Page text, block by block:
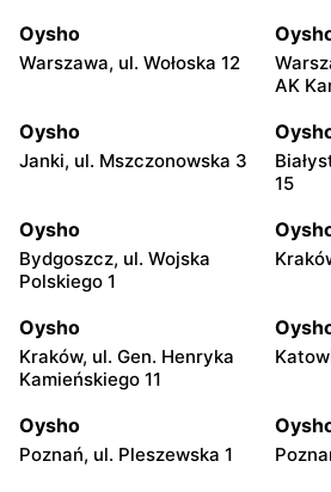
Oysho
Warszawa, ul. Wołoska 12
AK
Oysho
Janki, ul. Mszczonowska 3
15
Oysho
Bydgoszcz, ul. Wojska
Polskiego 1
Oysho
Kraków, ul. Gen. Henryka
Kamieńskiego 11
Oysho
Poznań, ul. Pleszewska 1